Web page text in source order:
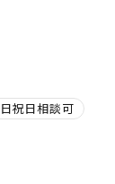
祝日相談可